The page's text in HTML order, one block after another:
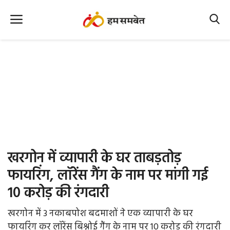
Office Office
Political Gossips
Farm & Food
खरगोन में व्यापारी के घर ताबड़तोड़
फायरिंग, लॉरेंस गैंग के नाम पर मांगी गई
10 करोड़ की रंगदारी
खरगोन में 3 नकाबपोश बदमाशों ने एक व्यापारी के घर
फायरिंग कर लॉरेंस बिश्नोई गैंग के नाम पर 10 करोड़ की रंगदारी